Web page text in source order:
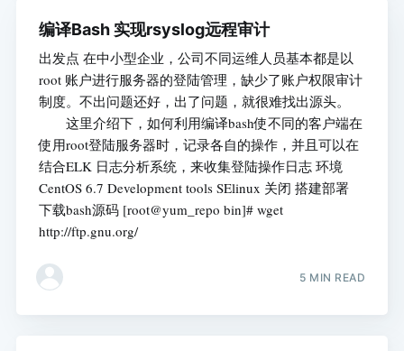
编译Bash 实现rsyslog远程审计
出发点 在中小型企业，公司不同运维人员基本都是以
root 账户进行服务器的登陆管理，缺少了账户权限审计
制度。不出问题还好，出了问题，就很难找出源头。
这里介绍下，如何利用编译bash使不同的客户端在
使用root登陆服务器时，记录各自的操作，并且可以在
结合ELK 日志分析系统，来收集登陆操作日志 环境
CentOS 6.7 Development tools SElinux 关闭 搭建部署
下载bash源码 [root@yum_repo bin]# wget
http://ftp.gnu.org/
5 MIN READ